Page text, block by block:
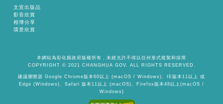
文宣出版品
影音欣賞
相簿分享
環景欣賞
本網站為彰化縣政府版權所有，未經允許不得以任何形式複製和採用
COPYRIGHT © 2021 CHANGHUA GOV. ALL RIGHTS RESERVED.
建議瀏覽器 Google Chrome版本60以上 (macOS / Windows)、IE版本11以上 或
Edge (Windows)、Safari 版本11以上 (macOS)、Firefox版本48以上(macOS /
Windows)